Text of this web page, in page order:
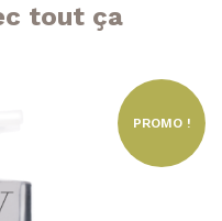
tout ça
PROMO !